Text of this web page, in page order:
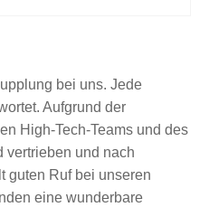
bei uns. Jede
Aufgrund der
High-Tech-Teams und des
vertrieben und nach
guten Ruf bei unseren
eine wunderbare